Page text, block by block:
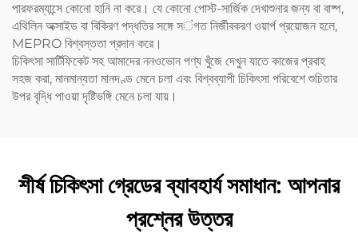
পারফরম্যান্সে কোনো হানি না করে। যে কোনো পোস্ট-সার্জিক দেখাশুনার জন্য বা বাষ্প,
এথিলিন অক্সাইড বা বিকিরণ পদ্ধতির সঙ্গে সंগত নির্জীবকরণ ওয়ার্প প্রয়োজন হলে,
MEPRO বিশ্বস্ততা প্রদান করে।
চিকিৎসা সার্টিফিকেট সহ আমাদের ননওভোন পণ্য খুঁজে দেখুন যাতে কাজের প্রবাহ
সহজ করা, মানমান্যতা মানদণ্ড মেনে চলা এবং বিশ্বব্যাপী চিকিৎসা পরিবেশে শুচিতার
উপর বৃদ্ধি পাওয়া দৃষ্টিভঙ্গি মেনে চলা যায়।
শীর্ষ চিকিৎসা গ্রেডের ব্যাবহার্য সমাধান: আপনার
প্রশ্নের উত্তর